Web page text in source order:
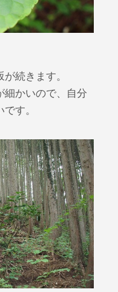
続きます。
細かいので、自分
す。